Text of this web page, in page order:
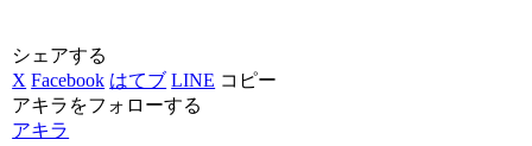
シェアする
X Facebook はてブ LINE コピー
アキラをフォローする
アキラ